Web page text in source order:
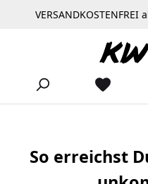
Zum Hauptinhalt springen
So erreichst